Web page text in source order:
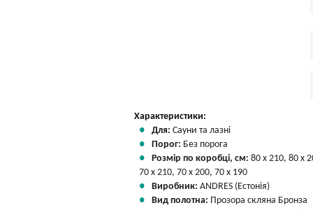
Характеристики:
Для: Сауни та лазні
Порог: Без порога
Розмір по коробці, см: 80 х 210, 80 х
70 х 210, 70 х 200, 70 х 190
Виробник: ANDRES (Естонія)
Вид полотна: Прозора скляна Бронза